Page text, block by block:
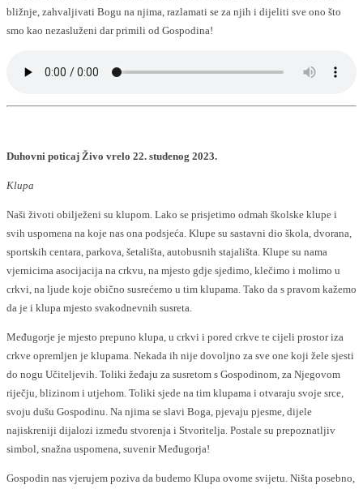
bližnje, zahvaljivati Bogu na njima, razlamati se za njih i dijeliti sve ono što
smo kao nezasluženi dar primili od Gospodina!
Duhovni poticaj Živo vrelo 22. studenog 2023.
Klupa
Naši životi obilježeni su klupom. Lako se prisjetimo odmah školske klupe i
svih uspomena na koje nas ona podsjeća. Klupe su sastavni dio škola, dvorana,
sportskih centara, parkova, šetališta, autobusnih stajališta. Klupe su nama
vjernicima asocijacija na crkvu, na mjesto gdje sjedimo, klečimo i molimo u
crkvi, na ljude koje obično susrećemo u tim klupama. Tako da s pravom kažemo
da je i klupa mjesto svakodnevnih susreta.
Međugorje je mjesto prepuno klupa, u crkvi i pored crkve te cijeli prostor iza
crkve opremljen je klupama. Nekada ih nije dovoljno za sve one koji žele sjesti
do nogu Učiteljevih. Toliki žeđaju za susretom s Gospodinom, za Njegovom
riječju, blizinom i utjehom. Toliki sjede na tim klupama i otvaraju svoje srce,
svoju dušu Gospodinu. Na njima se slavi Boga, pjevaju pjesme, dijele
najiskreniji dijalozi između stvorenja i Stvoritelja. Postale su prepoznatljiv
simbol, snažna uspomena, suvenir Međugorja!
Gospodin nas vjerujem poziva da budemo Klupa ovome svijetu. Ništa posebno,